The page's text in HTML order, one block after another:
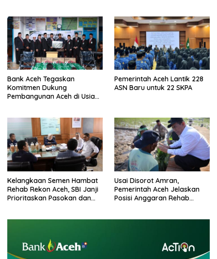
Bank Aceh Tegaskan
Komitmen Dukung
Pembangunan Aceh di Usia
Pemerintah Aceh Lantik 228
ASN Baru untuk 22 SKPA
Kelangkaan Semen Hambat
Rehab Rekon Aceh, SBI Janji
Prioritaskan Pasokan dan
Usai Disorot Amran,
Pemerintah Aceh Jelaskan
Posisi Anggaran Rehab